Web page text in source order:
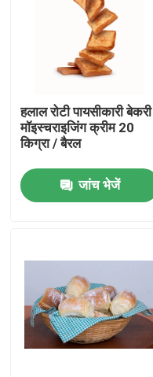
वीआर शो
हमारे बारे में
कारखाना भ्रमण
समाचार
हलाल रोटी पायसीकारी बेकरी
मॉइस्चराइजिंग क्रीम 20
किग्रा / बैरल
जांच भेजें